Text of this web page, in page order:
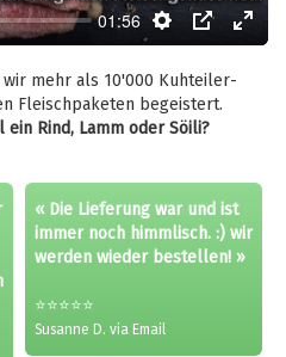
01:56
Settings
PIP Enter
mehr als 10'000 Kuhteiler-
Fleischpaketen begeistert.
Rind, Lamm oder Söili?
« Die Lieferung war und ist
immer noch himmlisch. :) wir
werden wieder bestellen! »
⭐⭐⭐⭐⭐
Susanne D. via Email